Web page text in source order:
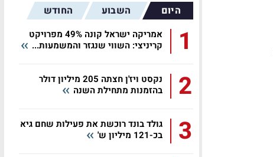
היום השבוע החודש
1
אמריקה ישראל קונה 49% מפרויקט
קריניצי: השווי שנגזר והמשמעות...
2
נקסט ויז'ן חצתה 205 מיליון דולר
בהזמנות מתחילת השנה
3
גולד בונד רוכשת את פעילות שחם גיא
בכ-121 מיליון ש'